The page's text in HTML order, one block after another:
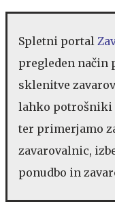
Spletni portal
pregleden način
sklenitve
lahko potrošniki
ter primerjamo
zavarovalnic,
ponudbo in